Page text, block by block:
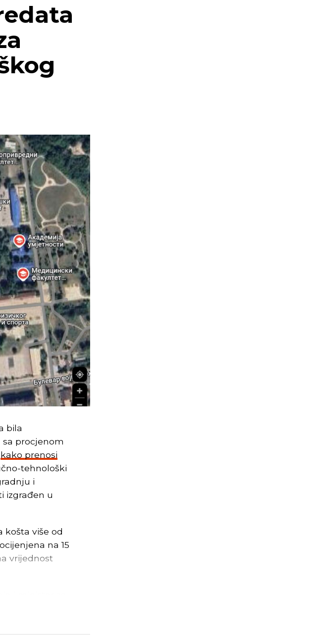
bila
sa procjenom
kako prenosi
tehnološki
i
izgrađen u
košta više od
na 15
vrijednost
su, 13.